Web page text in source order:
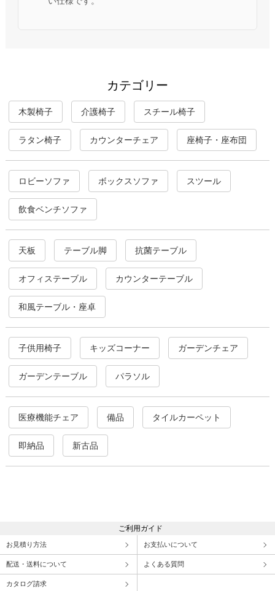
カテゴリー
木製椅子 介護椅子 スチール椅子
ラタン椅子 カウンターチェア 座椅子・座布団
ロビーソファ ボックスソファ スツール
飲食ベンチソファ
天板 テーブル脚 抗菌テーブル
オフィステーブル カウンターテーブル
和風テーブル・座卓
子供用椅子 キッズコーナー ガーデンチェア
ガーデンテーブル パラソル
医療機能チェア 備品 タイルカーペット
即納品 新古品
ご利用ガイド
お見積り方法 お支払いについて
配送・送料について よくある質問
カタログ請求